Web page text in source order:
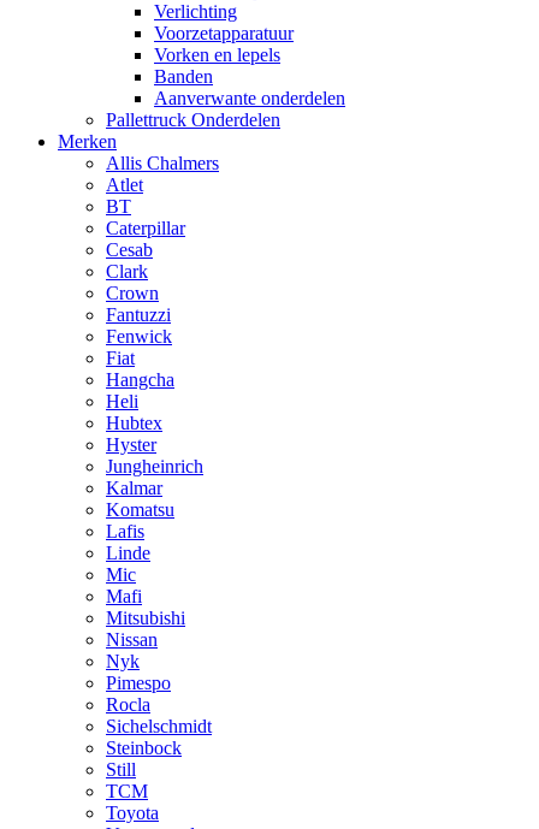
Verlichting
Voorzetapparatuur
Vorken en lepels
Banden
Aanverwante onderdelen
Pallettruck Onderdelen
Merken
Allis Chalmers
Atlet
BT
Caterpillar
Cesab
Clark
Crown
Fantuzzi
Fenwick
Fiat
Hangcha
Heli
Hubtex
Hyster
Jungheinrich
Kalmar
Komatsu
Lafis
Linde
Mic
Mafi
Mitsubishi
Nissan
Nyk
Pimespo
Rocla
Sichelschmidt
Steinbock
Still
TCM
Toyota